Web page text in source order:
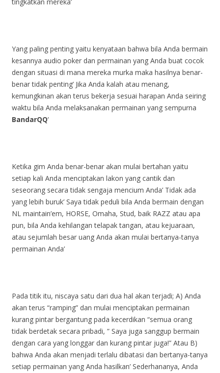
Yang paling penting yaitu kenyataan bahwa bila Anda bermain
kesannya audio poker dan permainan yang Anda buat cocok
dengan situasi di mana mereka murka maka hasilnya benar-
benar tidak penting’ Jika Anda kalah atau menang,
kemungkinan akan terus bekerja sesuai harapan Anda seiring
waktu bila Anda melaksanakan permainan yang sempurna
BandarQQ‘
Ketika gim Anda benar-benar akan mulai bertahan yaitu
setiap kali Anda menciptakan lakon yang cantik dan
seseorang secara tidak sengaja mencium Anda’ Tidak ada
yang lebih buruk’ Saya tidak peduli bila Anda bermain dengan
NL maintain’em, HORSE, Omaha, Stud, baik RAZZ atau apa
pun, bila Anda kehilangan telapak tangan, atau kejuaraan,
atau sejumlah besar uang Anda akan mulai bertanya-tanya
permainan Anda’
Pada titik itu, niscaya satu dari dua hal akan terjadi; A) Anda
akan terus “ramping” dan mulai menciptakan permainan
kurang pintar bergantung pada kecerdikan “semua orang
tidak berdetak secara pribadi, ” Saya juga sanggup bermain
dengan cara yang longgar dan kurang pintar juga!” Atau B)
bahwa Anda akan menjadi terlalu dibatasi dan bertanya-tanya
setiap permainan yang Anda hasilkan’ Sederhananya, Anda